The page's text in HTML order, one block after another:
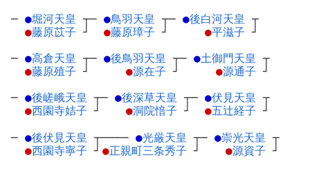
─ ●堀河天皇 ┬
●藤原苡子 ┘
─ ●鳥羽天皇 ┬
●藤原璋子 ┘
─ ●後白河天皇 ┬
●平滋子 ┘
─ ●高倉天皇 ┬
●藤原殖子 ┘
─ ●後鳥羽天皇 ┬
●源在子 ┘
─ ●土御門天皇 ┬
●源通子 ┘
─ ●後嵯峨天皇 ┬
●西園寺姞子 ┘
─ ●後深草天皇 ┬
●洞院愔子 ┘
─ ●伏見天皇 ┬
●五辻経子 ┘
─ ●後伏見天皇 ┬
●西園寺寧子 ┘
──── ●光厳天皇 ┬
●正親町三条秀子 ┘
─ ●崇光天皇 ┬
●源資子 ┘